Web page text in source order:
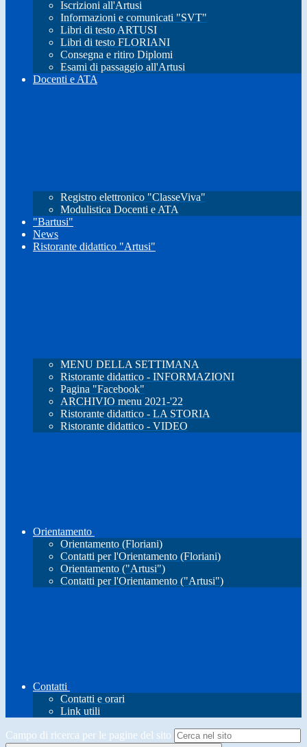
Iscrizioni all'Artusi
Informazioni e comunicati "SVT"
Libri di testo ARTUSI
Libri di testo FLORIANI
Consegna e ritiro Diplomi
Esami di passaggio all'Artusi
Docenti e ATA
Registro elettronico "ClasseViva"
Modulistica Docenti e ATA
"Bartusi"
News
Ristorante didattico "Artusi"
MENU DELLA SETTIMANA
Ristorante didattico - INFORMAZIONI
Pagina "Facebook"
ARCHIVIO menu 2021-'22
Ristorante didattico - LA STORIA
Ristorante didattico - VIDEO
Orientamento
Orientamento (Floriani)
Contatti per l'Orientamento (Floriani)
Orientamento ("Artusi")
Contatti per l'Orientamento ("Artusi")
Contatti
Contatti e orari
Link utili
Campo di ricerca per le pagine del sito